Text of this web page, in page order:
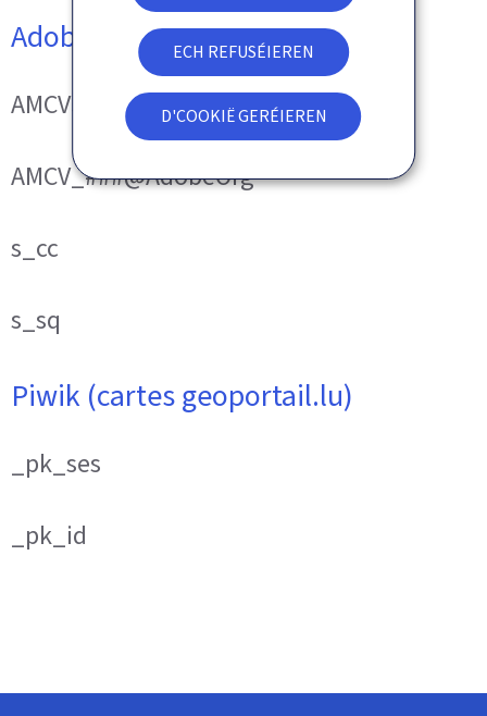
ECH REFUSÉIEREN
D'COOKIË GERÉIEREN
Adobe Analytics
AMCVS_###@AdobeOrg
AMCV_###@AdobeOrg
s_cc
s_sq
Piwik (cartes geoportail.lu)
_pk_ses
_pk_id